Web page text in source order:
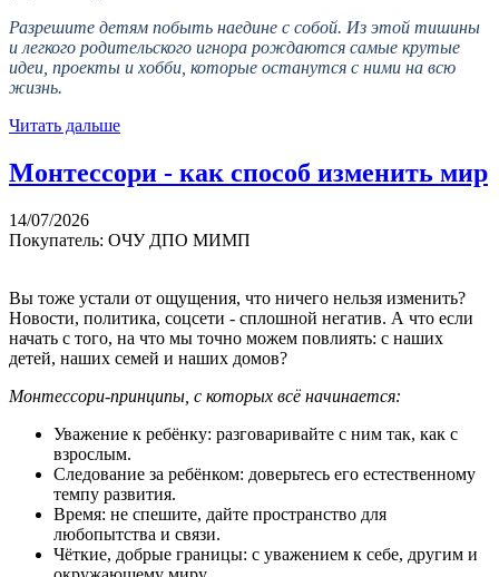
Разрешите детям побыть наедине с собой. Из этой тишины
и легкого родительского игнора рождаются самые крутые
идеи, проекты и хобби, которые останутся с ними на всю
жизнь.
Читать дальше
Монтессори - как способ изменить мир
14/07/2026
Покупатель: ОЧУ ДПО МИМП
Вы тоже устали от ощущения, что ничего нельзя изменить?
Новости, политика, соцсети - сплошной негатив. А что если
начать с того, на что мы точно можем повлиять: с наших
детей, наших семей и наших домов?
Монтессори-принципы, с которых всё начинается:
Уважение к ребёнку: разговаривайте с ним так, как с
взрослым.
Следование за ребёнком: доверьтесь его естественному
темпу развития.
Время: не спешите, дайте пространство для
любопытства и связи.
Чёткие, добрые границы: с уважением к себе, другим и